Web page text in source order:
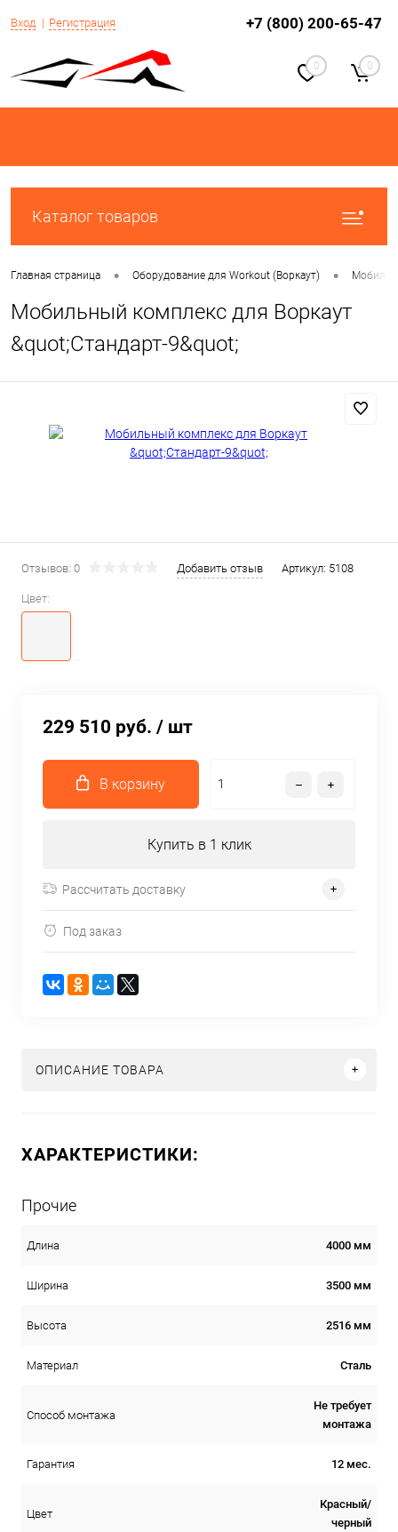
Вход Регистрация +7 (800) 200-65-47
0 0
Каталог товаров
Главная страница • Оборудование для Workout (Воркаут) •
Мобильный комплекс для Воркаут
&quot;Стандарт-9&quot;
Отзывов: 0 Добавить отзыв Артикул: 5108
Цвет:
229 510 руб. / шт
В корзину
Купить в 1 клик
Рассчитать доставку
Под заказ
ОПИСАНИЕ ТОВАРА
ХАРАКТЕРИСТИКИ:
Прочие
Длина 4000 мм
Ширина 3500 мм
Высота 2516 мм
Материал Сталь
Способ монтажа
Не требует
монтажа
Гарантия 12 мес.
Цвет
Красный/
черный